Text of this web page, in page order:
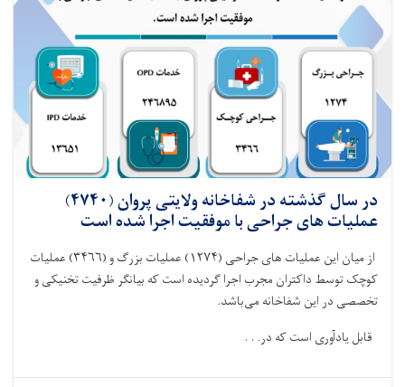
های
جراحی
با
اجرا
شده
است
در سال گذشته در شفاخانه ولایتی پروان (۴۷۴۰)
عملیات های جراحی با موفقیت اجرا شده است
از میان این عملیات های جراحی‌ (۱۲۷۴) عملیات بزرگ و (۳۴۶۶) عملیات
کوچک توسط داکتران مجرب اجرا گردیده است که بیانگر ظرفیت تخنیکی و
تخصصی در این شفاخانه می‌باشد.
قابل یادآوری است که در. . .